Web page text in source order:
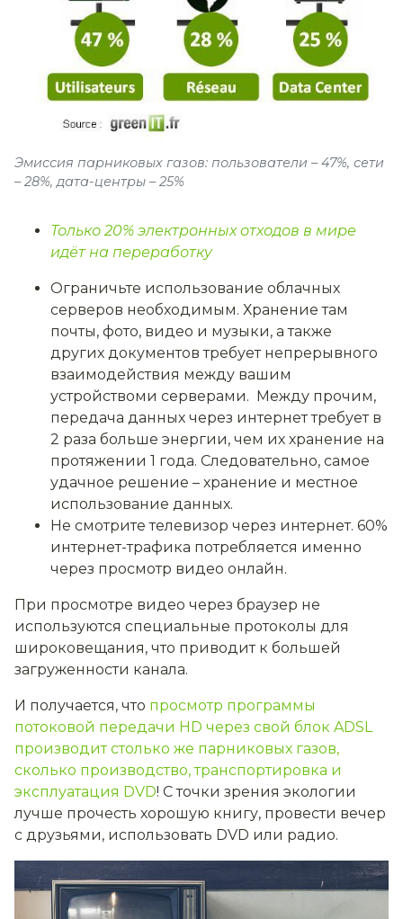
Эмиссия парниковых газов: пользователи – 47%, сети
– 28%, дата-центры – 25%
Только 20% электронных отходов в мире
идёт на переработку
Ограничьте использование облачных
серверов необходимым. Хранение там
почты, фото, видео и музыки, а также
других документов требует непрерывного
взаимодействия между вашим
устройствоми серверами. Между прочим,
передача данных через интернет требует в
2 раза больше энергии, чем их хранение на
протяжении 1 года. Следовательно, самое
удачное решение – хранение и местное
использование данных.
Не смотрите телевизор через интернет. 60%
интернет-трафика потребляется именно
через просмотр видео онлайн.
При просмотре видео через браузер не
используются специальные протоколы для
широковещания, что приводит к большей
загруженности канала.
И получается, что просмотр программы
потоковой передачи HD через свой блок ADSL
производит столько же парниковых газов,
сколько производство, транспортировка и
эксплуатация DVD! С точки зрения экологии
лучше прочесть хорошую книгу, провести вечер
с друзьями, использовать DVD или радио.